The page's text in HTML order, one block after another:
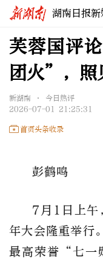
湖南日报新
芙蓉国评
团火”，照
新湖南 • 今日热评
2026-07-01 21:25:31
首页头条收录
彭鹤鸣
7月1日上午
年大会隆重举行
最高荣誉“七一